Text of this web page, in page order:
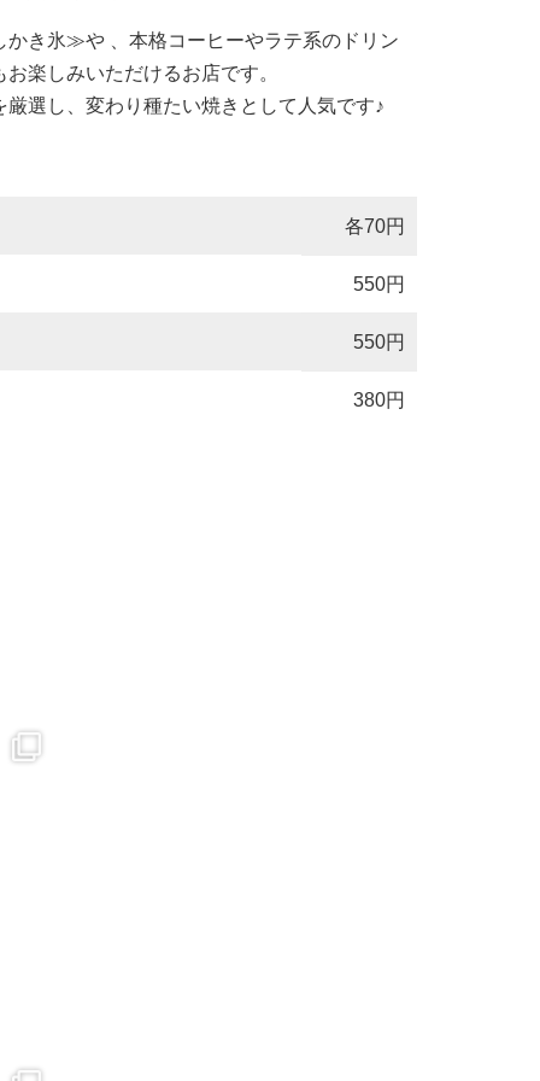
き氷≫や 、本格コーヒーやラテ系のドリン
楽しみいただけるお店です。
選し、変わり種たい焼きとして人気です♪
各70円
550円
550円
380円